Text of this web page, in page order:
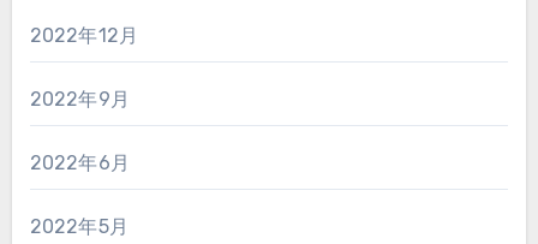
2022年12月
2022年9月
2022年6月
2022年5月